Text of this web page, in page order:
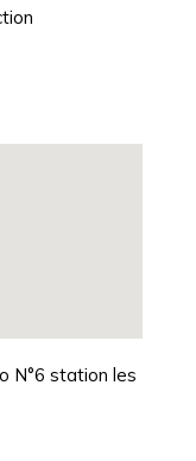
N°6 station les